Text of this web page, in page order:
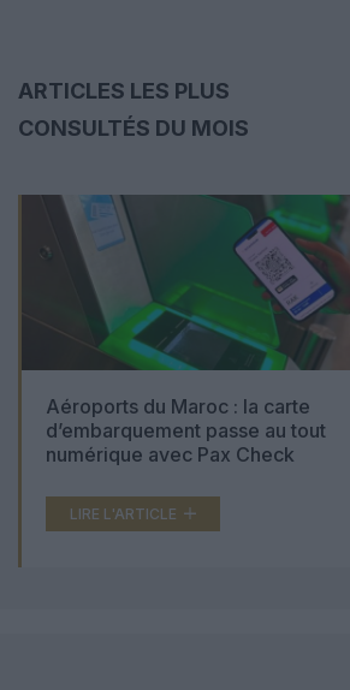
ARTICLES LES PLUS
CONSULTÉS DU MOIS
Aéroports du Maroc : la carte
d’embarquement passe au tout
numérique avec Pax Check
LIRE L'ARTICLE